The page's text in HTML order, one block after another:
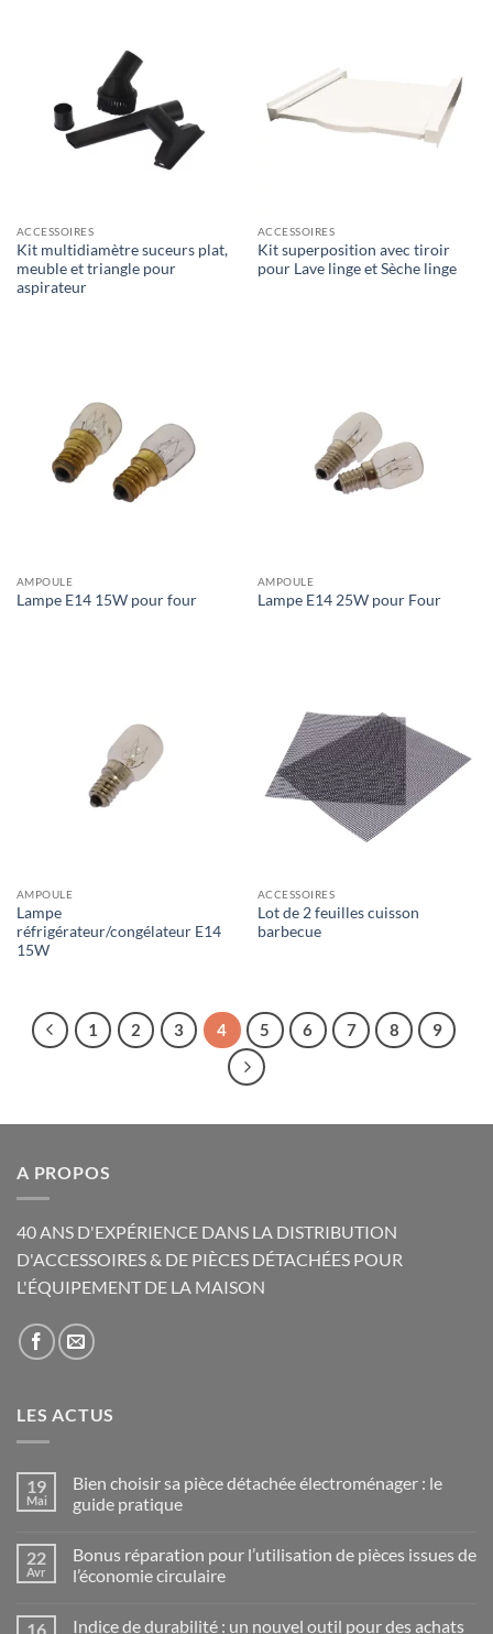
ACCESSOIRES
Kit multidiamètre suceurs plat,
meuble et triangle pour
aspirateur
ACCESSOIRES
Kit superposition avec tiroir
pour Lave linge et Sèche linge
AMPOULE
Lampe E14 15W pour four
AMPOULE
Lampe E14 25W pour Four
AMPOULE
Lampe
réfrigérateur/congélateur E14
15W
ACCESSOIRES
Lot de 2 feuilles cuisson
barbecue
1 2 3 4 5 6 7 8 9
A PROPOS
40 ANS D'EXPÉRIENCE DANS LA DISTRIBUTION
D'ACCESSOIRES & DE PIÈCES DÉTACHÉES POUR
L'ÉQUIPEMENT DE LA MAISON
LES ACTUS
19
Mai
Bien choisir sa pièce détachée électroménager : le
guide pratique
sur
Bien
choisir
détachée
22
Avr
Bonus réparation pour l’utilisation de pièces issues de
l’économie circulaire
sur
16 Indice de durabilité : un nouvel outil pour des achats